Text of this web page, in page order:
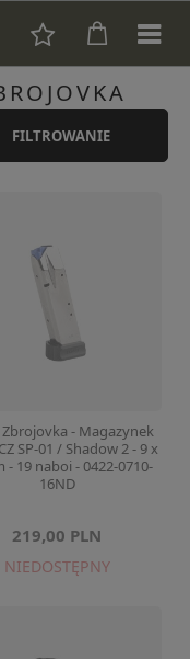
FILTROWANIE
Zbrojovka - Magazynek
SP-01 / Shadow 2 - 9 x
- 19 naboi - 0422-0710-
16ND
219,00 PLN
NIEDOSTĘPNY